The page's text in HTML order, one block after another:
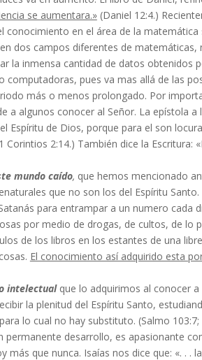
se aumentara.»(Daniel 12:4.)
en el área de la matemática
dos campos diferentes de matemáticas,
la inmensa cantidad de datos obtenidos
pues va mas allá de las
más o menos prolongado. Por
a algunos conocer al Señor. La epístola a
Espíritu de Dios, porque para el son
2:14.) También dice la Escritura:
mundo caído, que hemos mencionado
que no son los del Espíritu
para entrampar a un numero cada
por medio de drogas, de cultos, de lo
de los libros en los estan­tes de una
El conocimiento así adquirido esta
intelectual que lo adquirimos al conocer
la plenitud del Espíritu Santo,
lo cual no hay substituto. (Salmo 103:7;
desarrollo, es apasionante
que nunca. Isaías nos dice que: «. . .